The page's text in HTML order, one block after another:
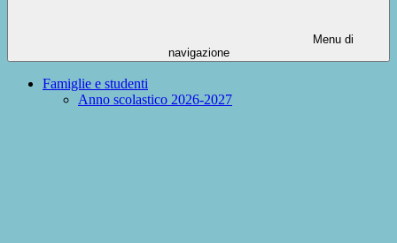
Menu di
navigazione
Famiglie e studenti
Anno scolastico 2026-2027